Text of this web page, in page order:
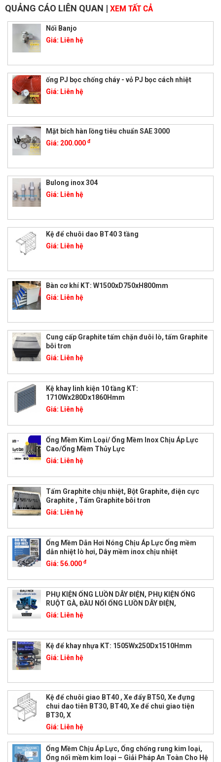
QUẢNG CÁO LIÊN QUAN | XEM TẤT CẢ
Nối Banjo
Giá: Liên hệ
ống PJ bọc chống cháy - vỏ PJ bọc cách nhiệt
Giá: Liên hệ
Mặt bích hàn lồng tiêu chuẩn SAE 3000
Giá: 200.000 đ
Bulong inox 304
Giá: Liên hệ
Kệ để chuôi dao BT40 3 tầng
Giá: Liên hệ
Bàn cơ khí KT: W1500xD750xH800mm
Giá: Liên hệ
Cung cấp Graphite tấm chặn đuôi lò, tấm Graphite
bôi trơn
Giá: Liên hệ
Kệ khay linh kiện 10 tầng KT:
1710Wx280Dx1860Hmm
Giá: Liên hệ
Ống Mềm Kim Loại/ Ống Mềm Inox Chịu Áp Lực
Cao/Ống Mềm Thủy Lực
Giá: Liên hệ
Tấm Graphite chịu nhiệt, Bột Graphite, điện cực
Graphite , Tấm Graphite bôi trơn
Giá: Liên hệ
Ống Mềm Dẫn Hơi Nóng Chịu Áp Lực Ống mềm
dẫn nhiệt lò hơi, Dây mềm inox chịu nhiệt
Giá: 56.000 đ
PHỤ KIỆN ỐNG LUỒN DÂY ĐIỆN, PHỤ KIỆN ỐNG
RUỘT GÀ, ĐẦU NỐI ỐNG LUỒN DÂY ĐIỆN,
Giá: Liên hệ
Kệ để khay nhựa KT: 1505Wx250Dx1510Hmm
Giá: Liên hệ
Kệ để chuôi giao BT40 , Xe đẩy BT50, Xe đựng
chui dao tiên BT30, BT40, Xe để chui giao tiện
BT30, X
Giá: Liên hệ
Ống Mềm Chịu Áp Lực, Ống chống rung kim loại,
Ống nối mềm kim loại – Giải Pháp An Toàn Cho Hệ